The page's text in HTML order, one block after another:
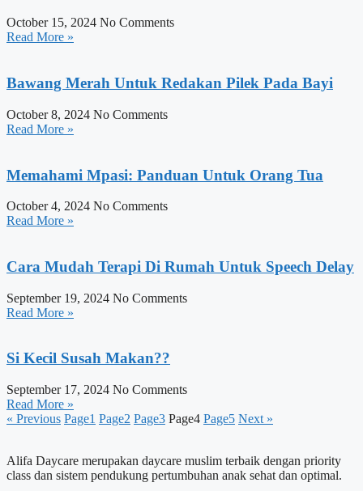
October 15, 2024 No Comments
Read More »
Bawang Merah Untuk Redakan Pilek Pada Bayi
October 8, 2024 No Comments
Read More »
Memahami Mpasi: Panduan Untuk Orang Tua
October 4, 2024 No Comments
Read More »
Cara Mudah Terapi Di Rumah Untuk Speech Delay
September 19, 2024 No Comments
Read More »
Si Kecil Susah Makan??
September 17, 2024 No Comments
Read More »
« Previous Page1 Page2 Page3 Page4 Page5 Next »
Alifa Daycare merupakan daycare muslim terbaik dengan priority
class dan sistem pendukung pertumbuhan anak sehat dan optimal.